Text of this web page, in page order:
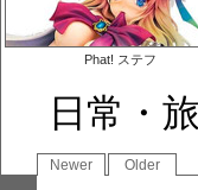
Phat! ステフ
日常・
Newer Older